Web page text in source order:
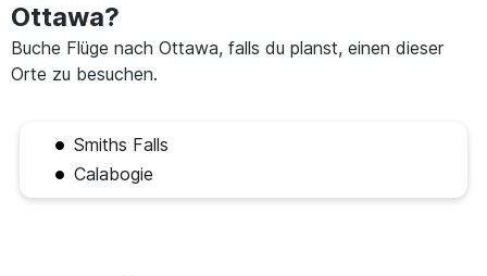
Ottawa?
Buche Flüge nach Ottawa, falls du planst, einen dieser
Orte zu besuchen.
Smiths Falls
Calabogie